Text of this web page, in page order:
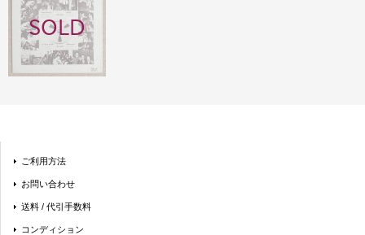
ご利用方法
お問い合わせ
送料 / 代引手数料
コンディション